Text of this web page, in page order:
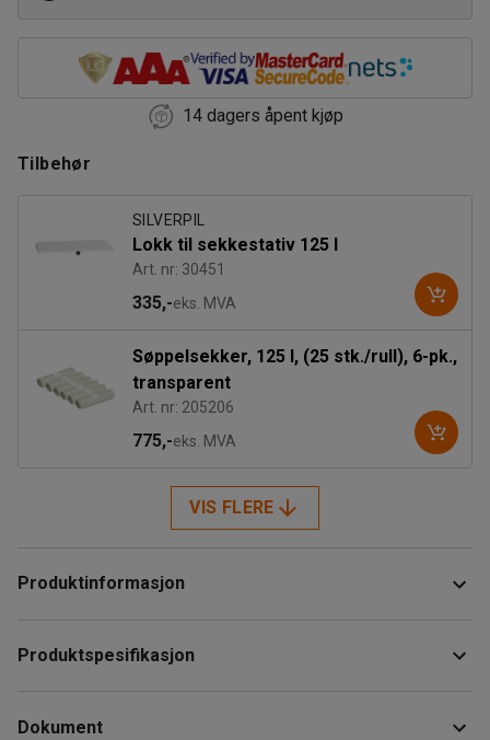
14 dagers åpent kjøp
Tilbehør
SILVERPIL
Lokk til sekkestativ 125 l
Art. nr: 30451
335,-eks. MVA
Søppelsekker, 125 l, (25 stk./rull), 6-pk.,
transparent
Art. nr: 205206
775,-eks. MVA
VIS FLERE
Produktinformasjon
lettrullende gummihjul. Søppelstativvognen består av en hel
Produktspesifikasjon
Bredde: 450
Dokument